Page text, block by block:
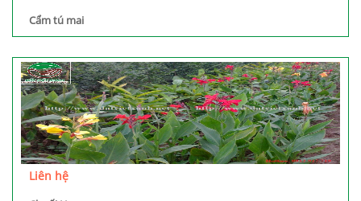
Cẩm tú mai
Liên hệ